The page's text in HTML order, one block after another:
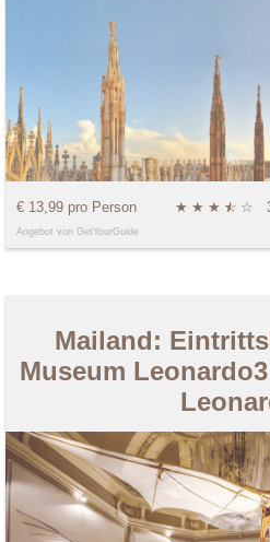
€ 13,99 pro Person ★ ★ ★ ★
☆ ☆
Angebot von GetYourGuide
Mailand:
Museum